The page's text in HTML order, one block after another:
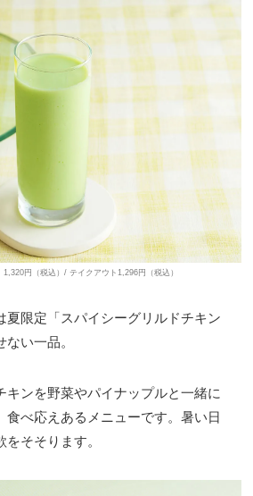
円（税込）/ テイクアウト1,296円（税込）
夏限定「スパイシーグリルドチキン
い一品。
キンを野菜やパイナップルと一緒に
食べ応えあるメニューです。暑い日
そそります。